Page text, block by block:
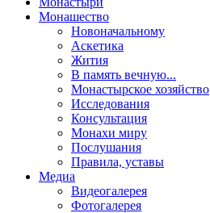
Монашество
Новоначальному
Аскетика
Жития
В память вечную...
Монастырское хозяйство
Исследования
Консультация
Монахи миру
Послушания
Правила, уставы
Медиа
Видеогалерея
Фотогалерея